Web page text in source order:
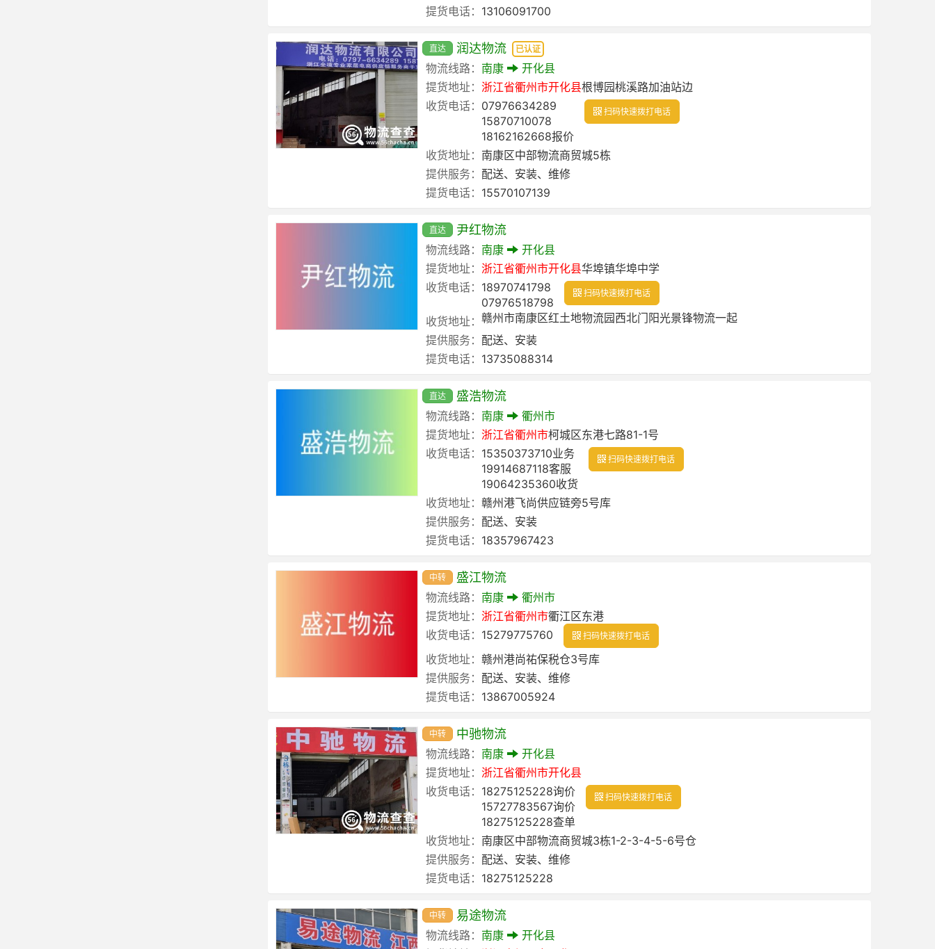
提货电话： 13106091700
直达 润达物流 已认证
物流线路： 南康
开化县
提货地址： 浙江省衢州市开化县根博园桃溪路加油站边
收货电话： 07976634289
15870710078
18162162668报价
扫码快速拨打电话
收货地址： 南康区中部物流商贸城5栋
提供服务： 配送、安装、维修
提货电话： 15570107139
直达 尹红物流
物流线路： 南康
开化县
提货地址： 浙江省衢州市开化县华埠镇华埠中学
收货电话： 18970741798
07976518798
扫码快速拨打电话
收货地址： 赣州市南康区红土地物流园西北门阳光景锋物流一起
提供服务： 配送、安装
提货电话： 13735088314
直达 盛浩物流
物流线路： 南康
衢州市
提货地址： 浙江省衢州市柯城区东港七路81-1号
收货电话： 15350373710业务
19914687118客服
19064235360收货
扫码快速拨打电话
收货地址： 赣州港飞尚供应链旁5号库
提供服务： 配送、安装
提货电话： 18357967423
中转 盛江物流
物流线路： 南康
衢州市
提货地址： 浙江省衢州市衢江区东港
收货电话： 15279775760 扫码快速拨打电话
收货地址： 赣州港尚祐保税仓3号库
提供服务： 配送、安装、维修
提货电话： 13867005924
中转 中驰物流
物流线路： 南康
开化县
提货地址： 浙江省衢州市开化县
收货电话： 18275125228询价
15727783567询价
18275125228查单
扫码快速拨打电话
收货地址： 南康区中部物流商贸城3栋1-2-3-4-5-6号仓
提供服务： 配送、安装、维修
提货电话： 18275125228
中转 易途物流
物流线路： 南康
开化县